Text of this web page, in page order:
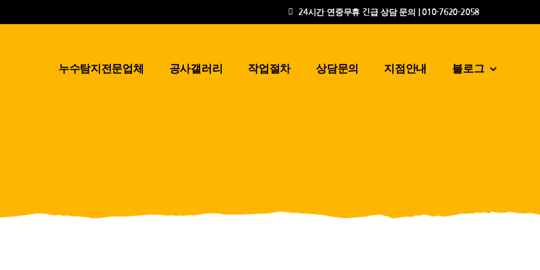
24시간 연중무휴 긴급 상담 문의 | 010-7620-2058
누수탐지전문업체 공사갤러리 작업절차 상담문의 지점안내 블로그